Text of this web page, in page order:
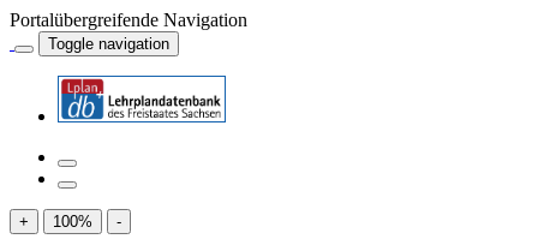
Portalübergreifende Navigation
Toggle navigation
+ 100% -